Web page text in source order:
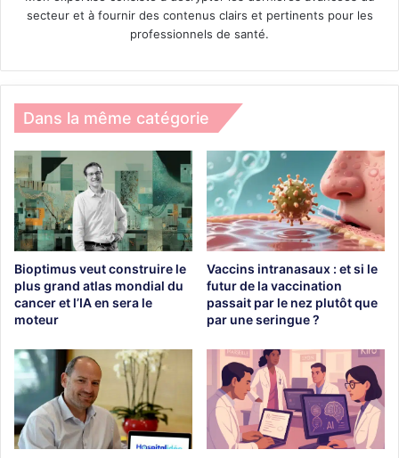
secteur et à fournir des contenus clairs et pertinents pour les
professionnels de santé.
Dans la même catégorie
Bioptimus veut construire le
plus grand atlas mondial du
cancer et l’IA en sera le
moteur
Vaccins intranasaux : et si le
futur de la vaccination
passait par le nez plutôt que
par une seringue ?